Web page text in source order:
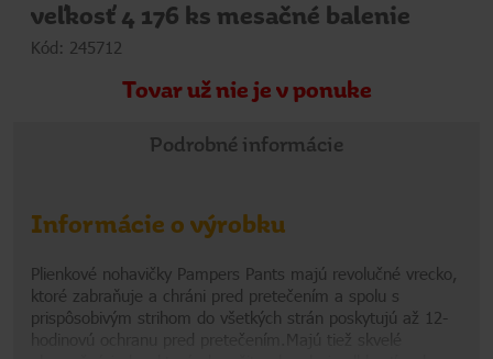
veľkosť 4 176 ks mesačné balenie
Kód: 245712
Tovar už nie je v ponuke
Podrobné informácie
Informácie o výrobku
Plienkové nohavičky Pampers Pants majú revolučné vrecko,
ktoré zabraňuje a chráni pred pretečením a spolu s
prispôsobivým strihom do všetkých strán poskytujú až 12-
hodinovú ochranu pred pretečením.Majú tiež skvelé